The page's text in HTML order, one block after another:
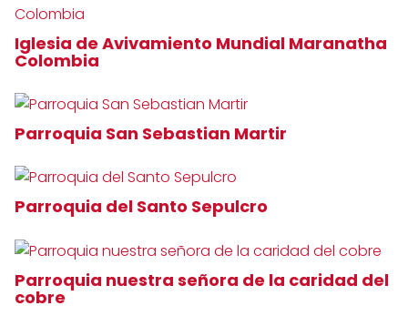
Iglesia de Avivamiento Mundial Maranatha
Colombia
Parroquia San Sebastian Martir
Parroquia del Santo Sepulcro
Parroquia nuestra señora de la caridad del
cobre